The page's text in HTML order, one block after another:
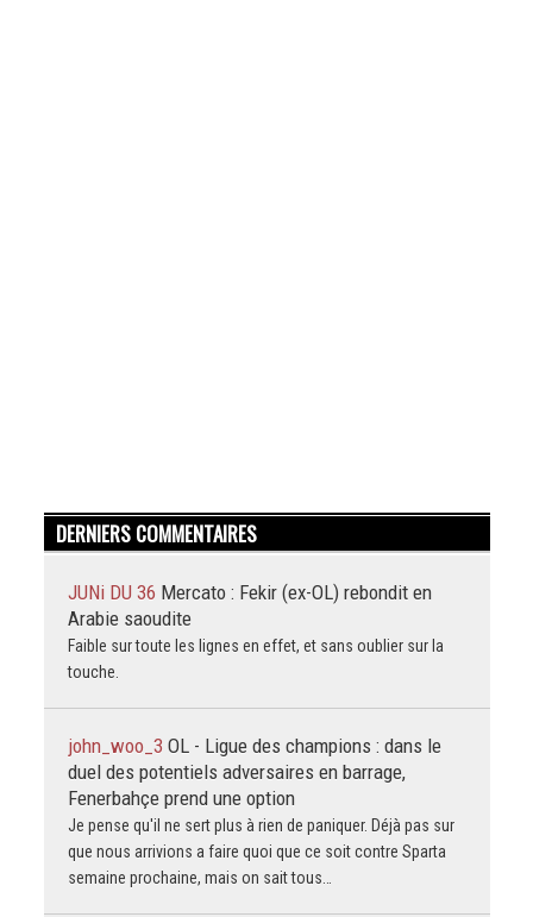
DERNIERS COMMENTAIRES
JUNi DU 36 Mercato : Fekir (ex-OL) rebondit en
Arabie saoudite
Faible sur toute les lignes en effet, et sans oublier sur la
touche.
john_woo_3 OL - Ligue des champions : dans le
duel des potentiels adversaires en barrage,
Fenerbahçe prend une option
Je pense qu'il ne sert plus à rien de paniquer. Déjà pas sur
que nous arrivions a faire quoi que ce soit contre Sparta
semaine prochaine, mais on sait tous…